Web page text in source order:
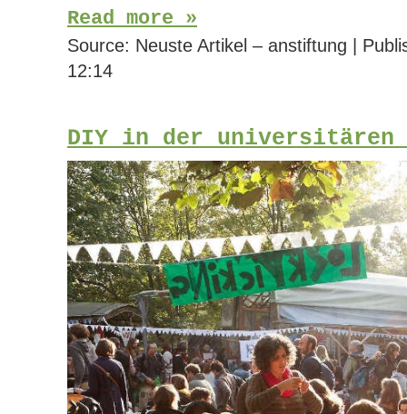
Read more »
Source: Neuste Artikel – anstiftung
12:14
DIY in der universitären